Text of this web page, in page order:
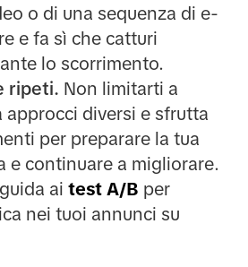
o di una sequenza di e-
e fa sì che catturi
lo scorrimento.
ripeti. Non limitarti a
approcci diversi e sfrutta
per preparare la tua
e continuare a migliorare.
ai test A/B per
nei tuoi annunci su